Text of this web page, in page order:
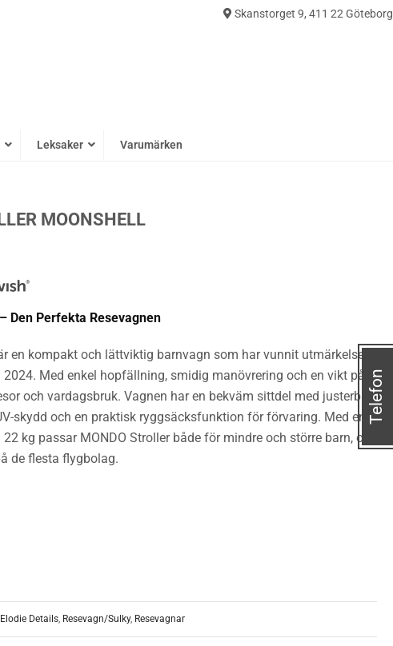
Skanstorget 9, 411 22 Göteborg
Leksaker Varumärken
MOONSHELL
Den Perfekta Resevagnen
en kompakt och lättviktig barnvagn som har vunnit utmärkelser
Med enkel hopfällning, smidig manövrering och en vikt på
och vardagsbruk. Vagnen har en bekväm sittdel med justerbart
skydd och en praktisk ryggsäcksfunktion för förvaring. Med en
kg passar MONDO Stroller både för mindre och större barn, och
de flesta flygbolag.
Elodie Details, Resevagn/Sulky, Resevagnar
Telefon